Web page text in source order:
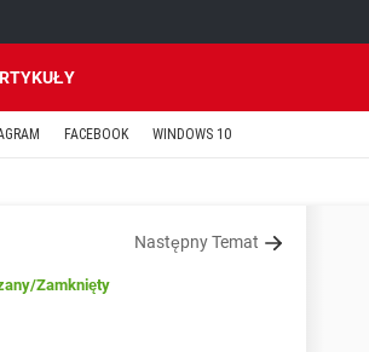
FACEBOOK WINDOWS 10
Następny Temat
/Zamknięty